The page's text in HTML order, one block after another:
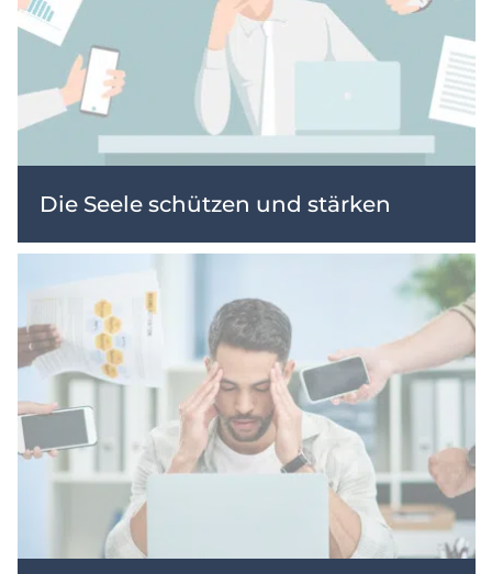
Die Seele schützen und stärken